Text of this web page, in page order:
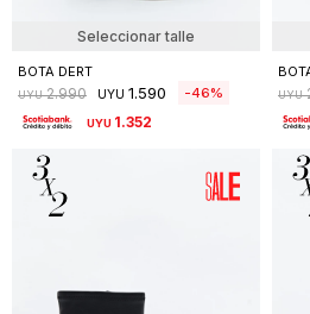
Seleccionar talle
BOTA DERT
UYU 2.990 UYU 1.590 46
UYU 1.352
UYU